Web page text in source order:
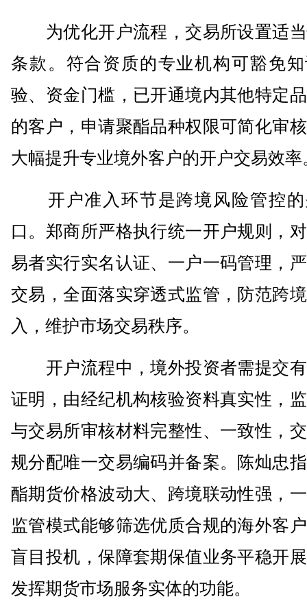
为优化开户流程，交易所设置适
条款。符合资质的专业机构可豁免
验、资金门槛，已开通境内其他特定
的客户，申请聚酯品种权限可简化审
大幅提升专业境外客户的开户交易效率
开户准入环节是跨境风险管控的
口。郑商所严格执行统一开户规则，
易者实行实名认证、一户一码管理，
交易，全面落实穿透式监管，防范跨
入，维护市场交易秩序。
开户流程中，境外投资者需提交
证明，由经纪机构核验资料真实性，
与交易所审核材料完整性、一致性，
规分配唯一交易编码并备案。陈灿忠
酯期货价格波动大、跨境联动性强，
监管模式能够筛选优质合规的海外客
盲目投机，保障套期保值业务平稳开
发挥期货市场服务实体的功能。